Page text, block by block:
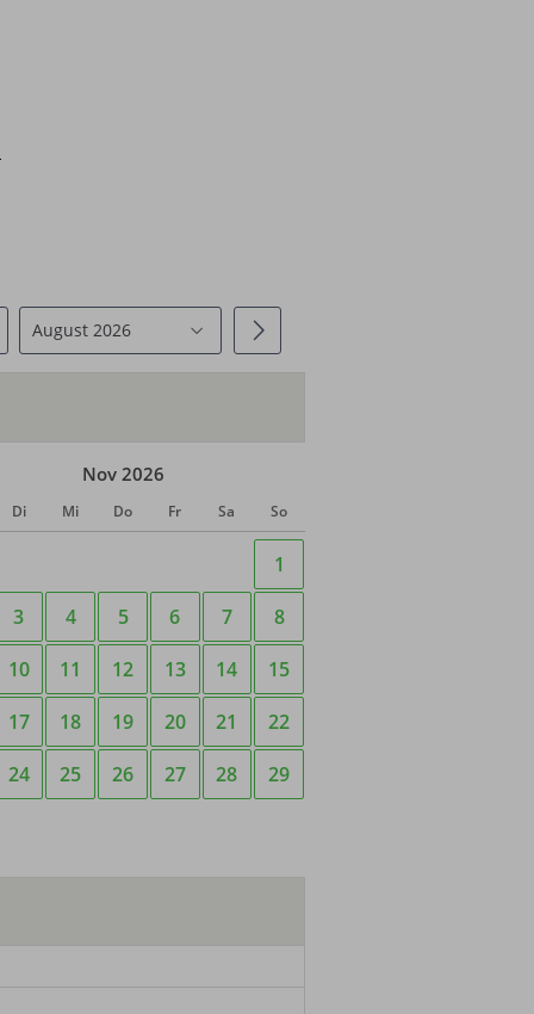
August 2026
Nov 2026
Di Mi Do Fr Sa So
1
3 4 5 6 7
8
10 11 12 13 14
15
17 18 19 20 21
22
24 25 26 27 28
29